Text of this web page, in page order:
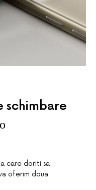
schimbare
care doriti sa
oferim doua